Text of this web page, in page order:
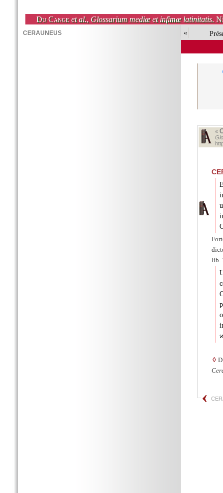
Du Cange et al., Glossarium mediæ et infimæ latinitatis.
«
«
lib.
◊